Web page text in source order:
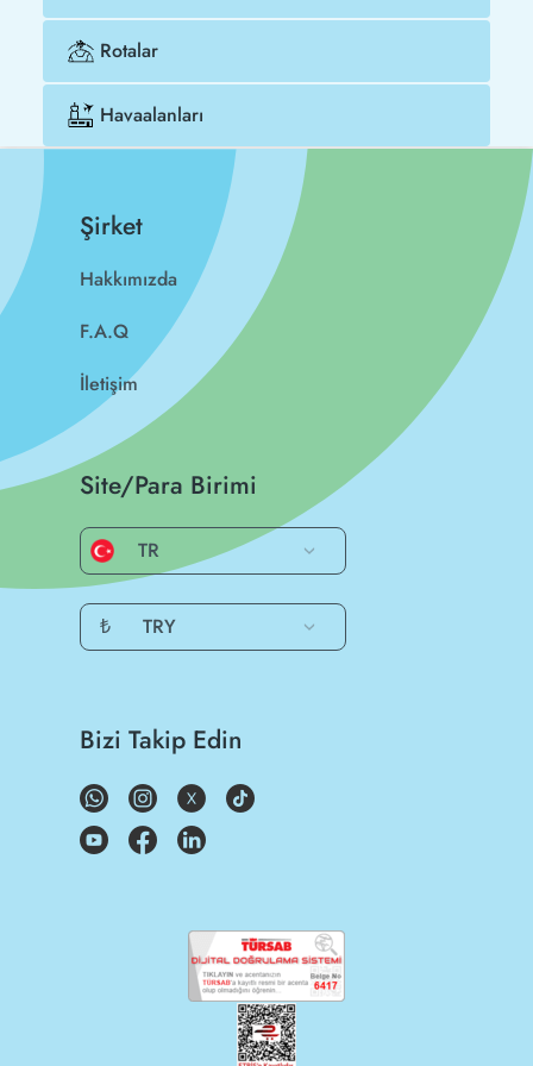
Rotalar
Havaalanları
Şirket
Hakkımızda
F.A.Q
İletişim
Site/Para Birimi
TR
₺ TRY
Bizi Takip Edin